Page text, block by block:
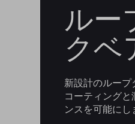
ルー
クベ
新設計のルー
コーティング
ンスを可能にし